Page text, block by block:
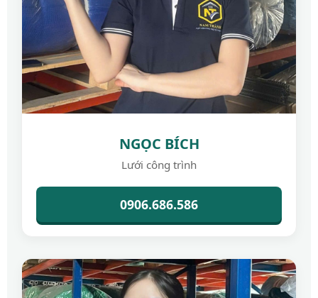
NGỌC BÍCH
Lưới công trình
0906.686.586